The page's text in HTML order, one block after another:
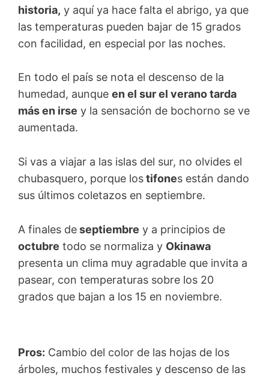
historia, y aquí ya hace falta el abrigo, ya que
las temperaturas pueden bajar de 15 grados
con facilidad, en especial por las noches.
En todo el país se nota el descenso de la
humedad, aunque en el sur el verano tarda
más en irse y la sensación de bochorno se ve
aumentada.
Si vas a viajar a las islas del sur, no olvides el
chubasquero, porque lostifones están dando
sus últimos coletazos en septiembre.
A finales deseptiembre y a principios de
octubre todo se normaliza y Okinawa
presenta un clima muy agradable que invita a
pasear, con temperaturas sobre los 20
grados que bajan a los 15 en noviembre.
Pros: Cambio del color de las hojas de los
árboles, muchos festivales y descenso de las